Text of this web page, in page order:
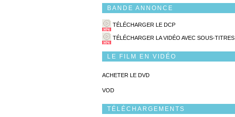
BANDE ANNONCE
TÉLÉCHARGER LE DCP
TÉLÉCHARGER LA VIDÉO AVEC SOUS-TITRES
LE FILM EN VIDÉO
ACHETER LE DVD
VOD
TÉLÉCHARGEMENTS